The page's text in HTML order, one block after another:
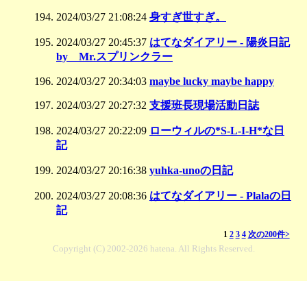
2024/03/27 21:08:24 身すぎ世すぎ。
2024/03/27 20:45:37 はてなダイアリー - 陽炎日記
by Mr.スプリンクラー
2024/03/27 20:34:03 maybe lucky maybe happy
2024/03/27 20:27:32 支援班長現場活動日誌
2024/03/27 20:22:09 ローウィルの*S-L-I-H*な日
記
2024/03/27 20:16:38 yuhka-unoの日記
2024/03/27 20:08:36 はてなダイアリー - Plalaの日
記
1 2 3 4 次の200件>
Copyright (C) 2002-2026 hatena. All Rights Reserved.